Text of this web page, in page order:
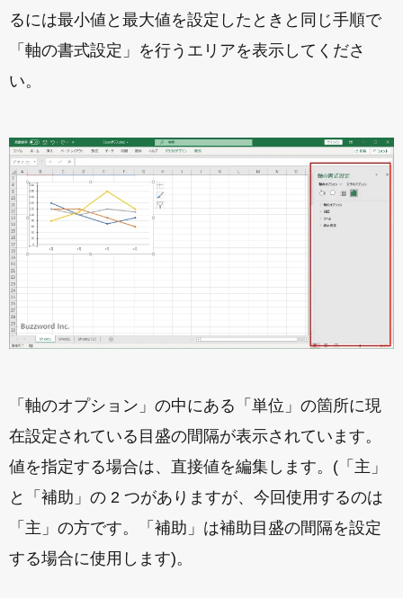
るには最小値と最大値を設定したときと同じ手順で
「軸の書式設定」を行うエリアを表示してくださ
い。
「軸のオプション」の中にある「単位」の箇所に現
在設定されている目盛の間隔が表示されています。
値を指定する場合は、直接値を編集します。(「主」
と「補助」の 2 つがありますが、今回使用するのは
「主」の方です。「補助」は補助目盛の間隔を設定
する場合に使用します)。